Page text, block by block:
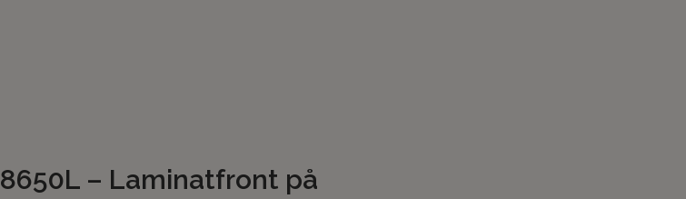
8650L – Laminatfront på